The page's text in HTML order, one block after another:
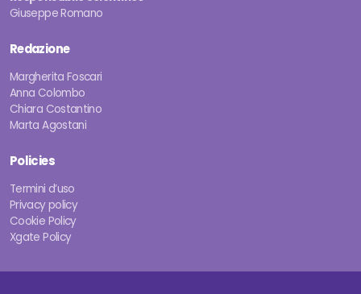
Giuseppe Romano
Redazione
Margherita Foscari
Anna Colombo
Chiara Costantino
Marta Agostani
Policies
Termini d’uso
Privacy policy
Cookie Policy
Xgate Policy